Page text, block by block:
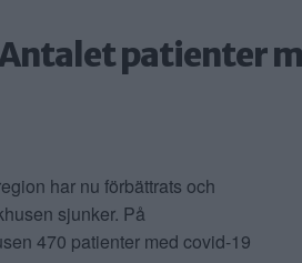
patienter
har nu förbättrats och
sjunker. På
470 patienter med covid-19